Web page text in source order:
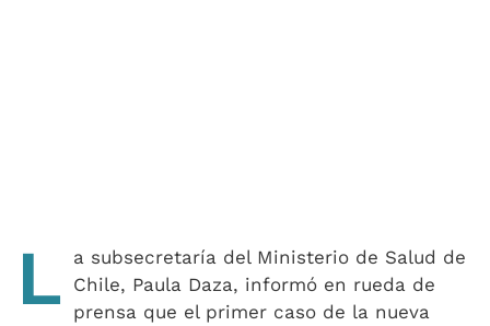
L
a subsecretaría del Ministerio de Salud de
Chile, Paula Daza, informó en rueda de
prensa que el primer caso de la nueva